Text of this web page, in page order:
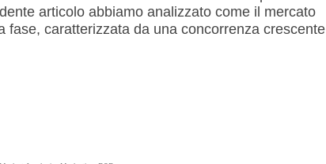
articolo abbiamo analizzato come il mercato
caratterizzata da una concorrenza crescente